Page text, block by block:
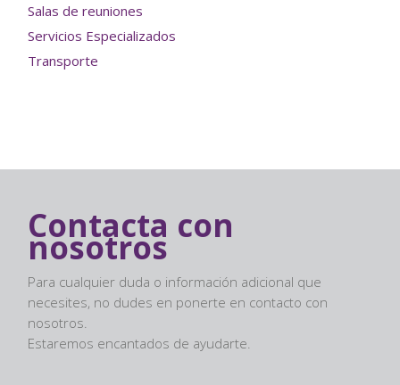
Salas de reuniones
Servicios Especializados
Transporte
Contacta con
nosotros
Para cualquier duda o información adicional que
necesites, no dudes en ponerte en contacto con
nosotros.
Estaremos encantados de ayudarte.